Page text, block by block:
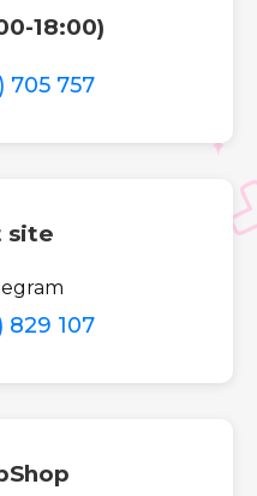
18:00)
705 757
site
829 107